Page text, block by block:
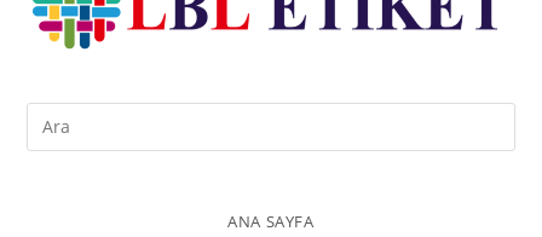
ANA SAYFA